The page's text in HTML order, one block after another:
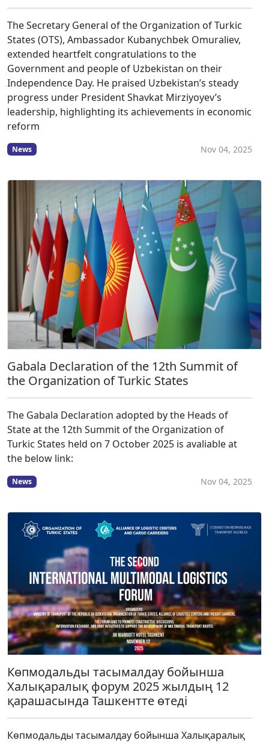
The Secretary General of the Organization of Turkic
States (OTS), Ambassador Kubanychbek Omuraliev,
extended heartfelt congratulations to the
Government and people of Uzbekistan on their
Independence Day. He praised Uzbekistan’s steady
progress under President Shavkat Mirziyoyev’s
leadership, highlighting its achievements in economic
reform
News Nov 04, 2025
Gabala Declaration of the 12th Summit of
the Organization of Turkic States
The Gabala Declaration adopted by the Heads of
State at the 12th Summit of the Organization of
Turkic States held on 7 October 2025 is avaliable at
the below link:
News Nov 04, 2025
Көпмодальды тасымалдау бойынша
Халықаралық форум 2025 жылдың 12
қарашасында Ташкентте өтеді
Көпмодальды тасымалдау бойынша Халықаралық